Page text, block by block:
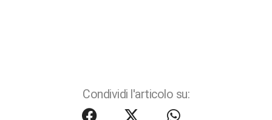
Condividi l'articolo su: